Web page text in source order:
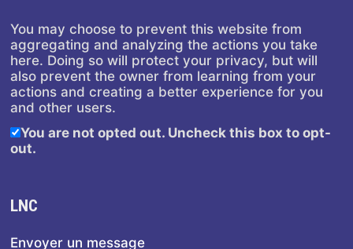
You may choose to prevent this website from
aggregating and analyzing the actions you take
here. Doing so will protect your privacy, but will
also prevent the owner from learning from your
actions and creating a better experience for you
and other users.
You are not opted out. Uncheck this box to opt-
out.
LNC
Envoyer un message